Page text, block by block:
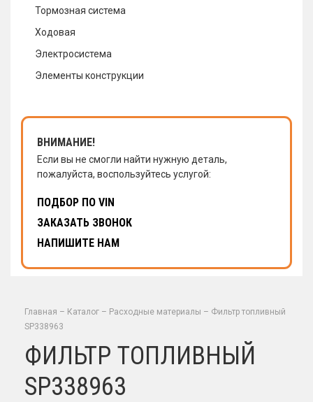
Тормозная система
Ходовая
Электросистема
Элементы конструкции
ВНИМАНИЕ!
Если вы не смогли найти нужную деталь,
пожалуйста, воспользуйтесь услугой:
ПОДБОР ПО VIN
ЗАКАЗАТЬ ЗВОНОК
НАПИШИТЕ НАМ
Главная – Каталог – Расходные материалы – Фильтр топливный
SP338963
ФИЛЬТР ТОПЛИВНЫЙ
SP338963